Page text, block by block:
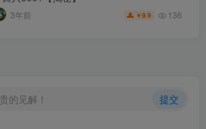
3年前 ￥9.9 136
的见解！ 提交